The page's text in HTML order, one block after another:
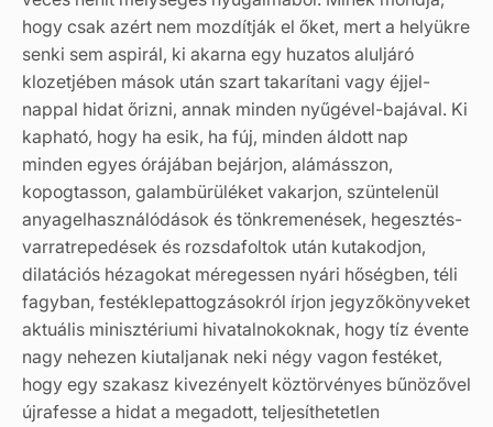
hogy csak azért nem mozdítják el őket, mert a helyükre
senki sem aspirál, ki akarna egy huzatos aluljáró
klozetjében mások után szart takarítani vagy éjjel-
nappal hidat őrizni, annak minden nyűgével-bajával. Ki
kapható, hogy ha esik, ha fúj, minden áldott nap
minden egyes órájában bejárjon, alámásszon,
kopogtasson, galambürüléket vakarjon, szüntelenül
anyagelhasználódások és tönkremenések, hegesztés-
varratrepedések és rozsdafoltok után kutakodjon,
dilatációs hézagokat méregessen nyári hőségben, téli
fagyban, festéklepattogzásokról írjon jegyzőkönyveket
aktuális minisztériumi hivatalnokoknak, hogy tíz évente
nagy nehezen kiutaljanak neki négy vagon festéket,
hogy egy szakasz kivezényelt köztörvényes bűnözővel
újrafesse a hidat a megadott, teljesíthetetlen